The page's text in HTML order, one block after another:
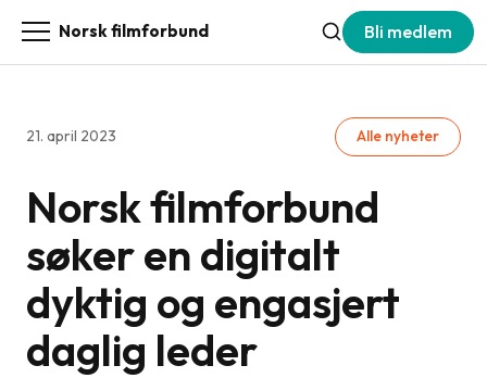
Norsk filmforbund Bli medlem
21. april 2023 Alle nyheter
Norsk filmforbund
søker en digitalt
dyktig og engasjert
daglig leder